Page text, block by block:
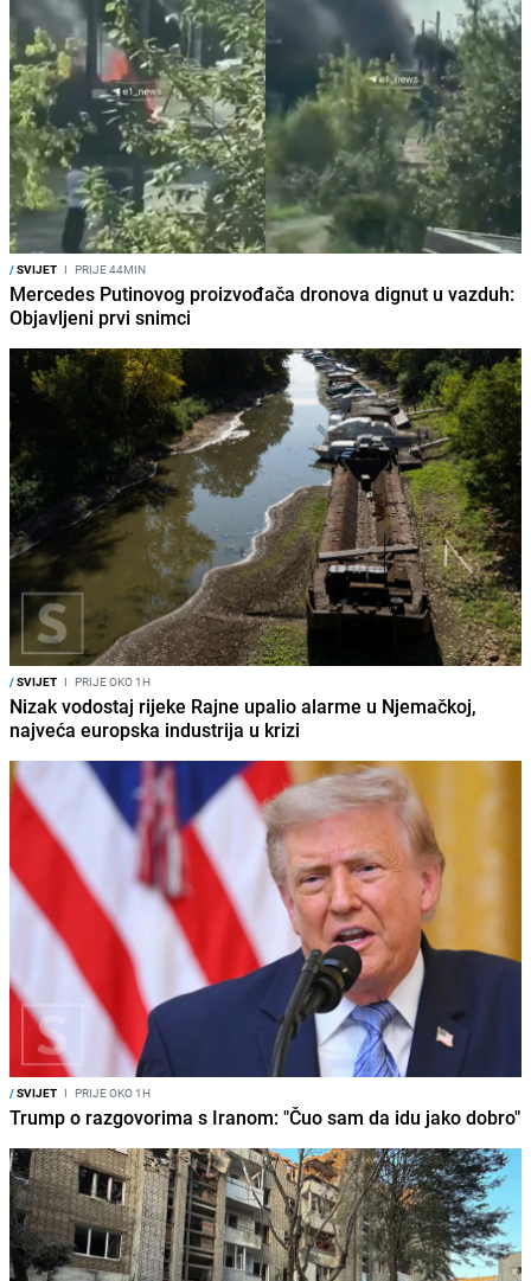
/SVIJET I PRIJE 44MIN
Mercedes Putinovog proizvođača dronova dignut u vazduh:
Objavljeni prvi snimci
/SVIJET I PRIJE OKO 1H
Nizak vodostaj rijeke Rajne upalio alarme u Njemačkoj,
najveća europska industrija u krizi
/SVIJET I PRIJE OKO 1H
Trump o razgovorima s Iranom: "Čuo sam da idu jako dobro"